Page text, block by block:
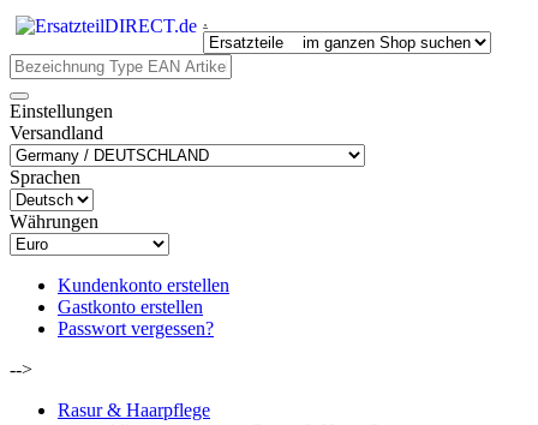
.
Einstellungen
Versandland
Sprachen
Währungen
Kundenkonto erstellen
Gastkonto erstellen
Passwort vergessen?
-->
Rasur & Haarpflege